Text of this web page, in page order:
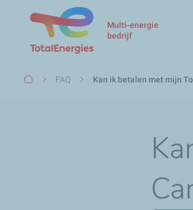
Multi-energie
bedrijf
Kruimelpad
FAQ Kan ik betalen met mijn